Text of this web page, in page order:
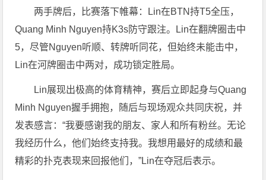
两手牌后，比赛落下帷幕：Lin在BTN持T5全压，
Quang Minh Nguyen持K3s防守跟注。Lin在翻牌圈击中
5，尽管Nguyen听顺、转牌听同花，但始终未能击中，
Lin在河牌圈击中两对，成功锁定胜局。
Lin展现出极高的体育精神，赛后立即起身与Quang
Minh Nguyen握手拥抱，随后与现场观众共同庆祝，并
发表感言：“我要感谢我的朋友、家人和所有粉丝。无论
我经历什么，他们始终支持我。我想用最好的成绩和最
精彩的扑克表现来回报他们，”Lin在夺冠后表示。